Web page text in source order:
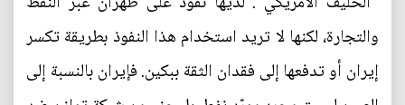
والتجارة، لكنها لا تريد استخدام هذا النفوذ بطريقة تكسر
إيران أو تدفعها إلى فقدان الثقة ببكين. فإيران بالنسبة إلى